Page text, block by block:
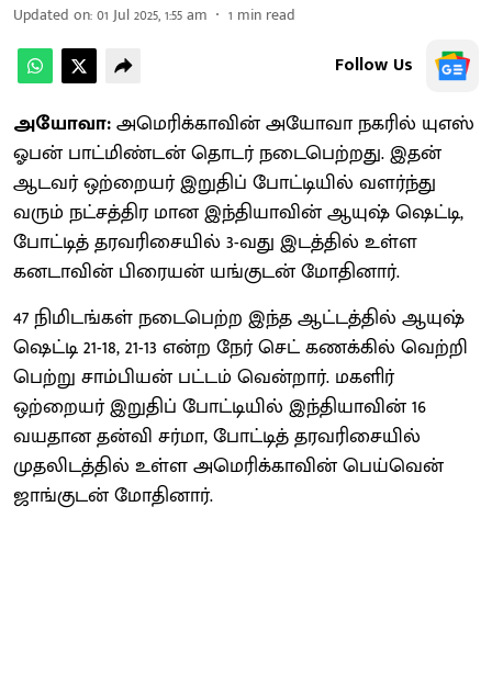
Updated on:01 Jul 2025, 1:55 am 1 min read
Follow Us
அயோவா:அமெரிக்காவின் அயோவா நகரில் யுஎஸ்
ஓபன் பாட்மிண்டன் தொடர் நடைபெற்றது. இதன்
ஆடவர் ஒற்றையர் இறுதிப் போட்டியில் வளர்ந்து
வரும் நட்சத்திர மான இந்தியாவின் ஆயுஷ் ஷெட்டி,
போட்டித் தரவரிசையில் 3-வது இடத்தில் உள்ள
கனடாவின் பிரையன் யங்குடன் மோதினார்.
47 நிமிடங்கள் நடைபெற்ற இந்த ஆட்டத்தில் ஆயுஷ்
ஷெட்டி 21-18, 21-13 என்ற நேர் செட் கணக்கில் வெற்றி
பெற்று சாம்பியன் பட்டம் வென்றார். மகளிர்
ஒற்றையர் இறுதிப் போட்டியில் இந்தியாவின் 16
வயதான தன்வி சர்மா, போட்டித் தரவரிசையில்
முதலிடத்தில் உள்ள அமெரிக்காவின் பெய்வென்
ஜாங்குடன் மோதினார்.